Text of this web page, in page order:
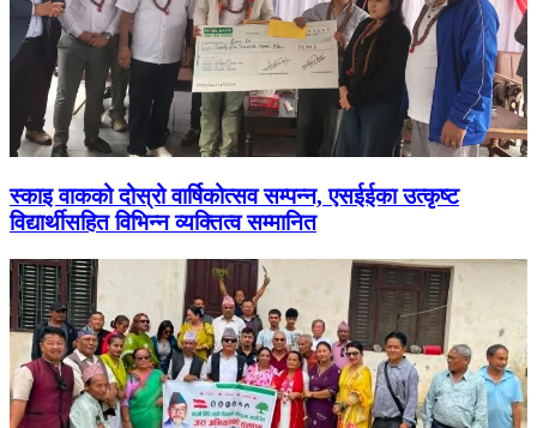
स्काइ वाकको दोस्रो वार्षिकोत्सव सम्पन्न, एसईईका उत्कृष्ट
विद्यार्थीसहित विभिन्न व्यक्तित्व सम्मानित